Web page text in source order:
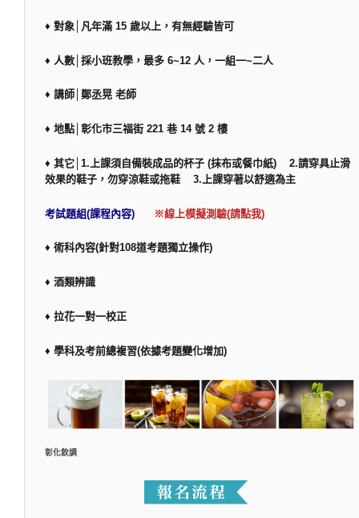
♦ 對象│凡年滿 15 歲以上，有無經驗皆可
♦ 人數│採小班教學，最多 6~12 人，一組一~二人
♦ 講師│鄭丞晃 老師
♦ 地點│彰化市三福街 221 巷 14 號 2 樓
♦ 其它│1.上課須自備裝成品的杯子 (抹布或餐巾紙) 2.請穿具止滑
效果的鞋子，勿穿涼鞋或拖鞋 3.上課穿著以舒適為主
考試題組(課程內容) ※線上模擬測驗(請點我)
♦ 術科內容(針對108道考題獨立操作)
♦ 酒類辨識
♦ 拉花一對一校正
♦ 學科及考前總複習(依據考題變化增加)
彰化飲調